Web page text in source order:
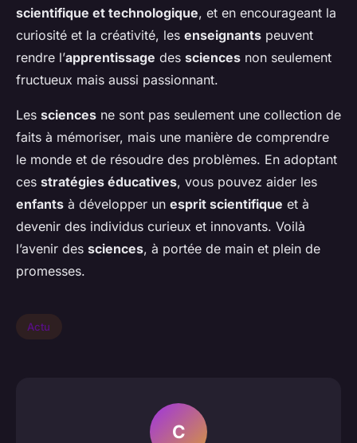
scientifique et technologique, et en encourageant la
curiosité et la créativité, les enseignants peuvent
rendre l’apprentissage des sciences non seulement
fructueux mais aussi passionnant.
Les sciences ne sont pas seulement une collection de
faits à mémoriser, mais une manière de comprendre
le monde et de résoudre des problèmes. En adoptant
ces stratégies éducatives, vous pouvez aider les
enfants à développer un esprit scientifique et à
devenir des individus curieux et innovants. Voilà
l’avenir des sciences, à portée de main et plein de
promesses.
Actu
C